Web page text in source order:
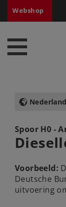
Webshop
Spoor H0 -
Voorbeeld:
Deutsche
uitvoering